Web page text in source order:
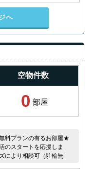
へ
空物件数
0 部屋
料プランの有るお部屋★
のスタートを応援しま
により相談可（駐輪無